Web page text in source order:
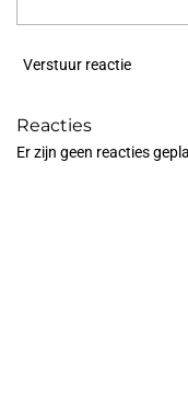
Verstuur reactie
Reacties
Er zijn geen reacties